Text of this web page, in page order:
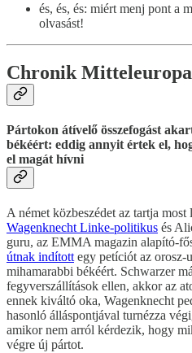
és, és, és: miért menj pont a
olvasást!
Chronik Mitteleuropa
Pártokon átívelő összefogást
békéért: eddig annyit értek el,
el magát hívni
A német közbeszédet az tartja most
Wagenknecht Linke-politikus és
guru, az EMMA magazin alapító-
útnak indított egy petíciót az orosz-
mihamarabbi békéért. Schwarzer
fegyverszállítások ellen, akkor az
ennek kiváltó oka, Wagenknecht
hasonló álláspontjával turnézza
amikor nem arról kérdezik, hogy
végre új pártot.